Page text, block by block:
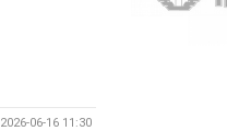
2026-06-16 11:30